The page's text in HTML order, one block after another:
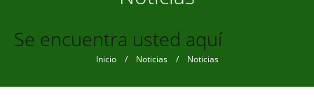
Se encuentra usted aquí
Inicio/ Noticias/ Noticias